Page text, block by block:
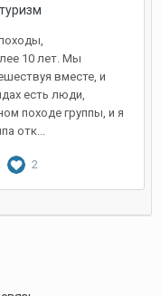
10 лет. Мы
вместе, и
есть люди,
походе группы, и я
отк...
2